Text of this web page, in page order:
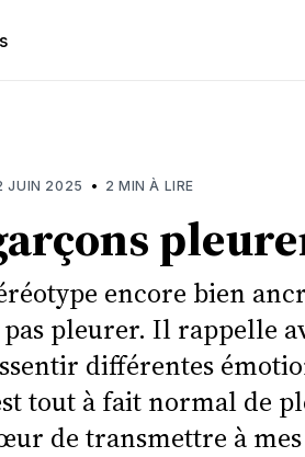
JUIN 2025 • 2 MIN À LIRE
encore bien
pleurer. Il rappelle
différentes
tout à fait normal de
de transmettre à